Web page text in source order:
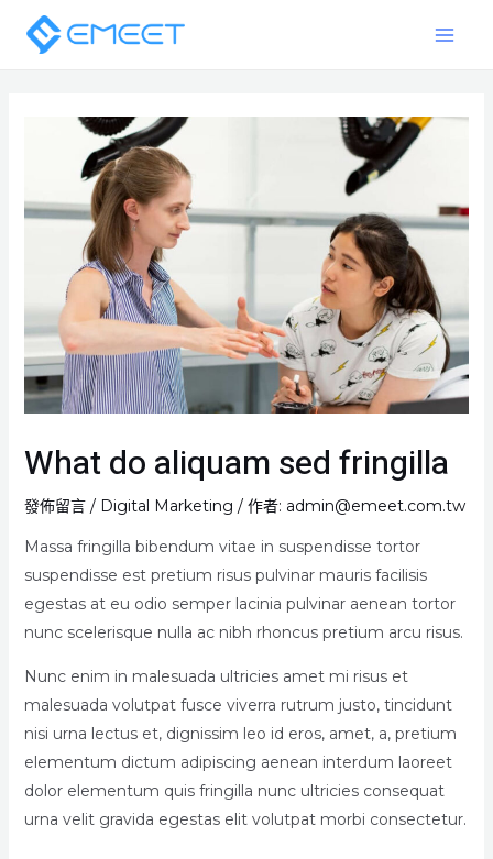
What do aliquam sed fringilla
發佈留言 / Digital Marketing / 作者: admin@emeet.com.tw
Massa fringilla bibendum vitae in suspendisse tortor
suspendisse est pretium risus pulvinar mauris facilisis
egestas at eu odio semper lacinia pulvinar aenean tortor
nunc scelerisque nulla ac nibh rhoncus pretium arcu risus.
Nunc enim in malesuada ultricies amet mi risus et
malesuada volutpat fusce viverra rutrum justo, tincidunt
nisi urna lectus et, dignissim leo id eros, amet, a, pretium
elementum dictum adipiscing aenean interdum laoreet
dolor elementum quis fringilla nunc ultricies consequat
urna velit gravida egestas elit volutpat morbi consectetur.
navigation